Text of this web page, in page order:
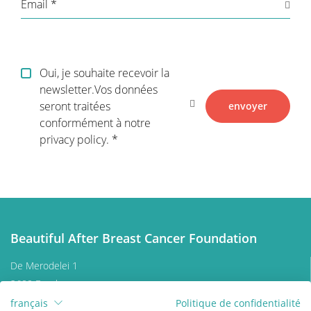
français Politique de confidentialité
Email
Oui, je souhaite recevoir la
newsletter.Vos données
seront traitées
conformément à notre
privacy policy.
envoyer
Beautiful After Breast Cancer Foundation
De Merodelei 1
2600 Berchem
Belgium